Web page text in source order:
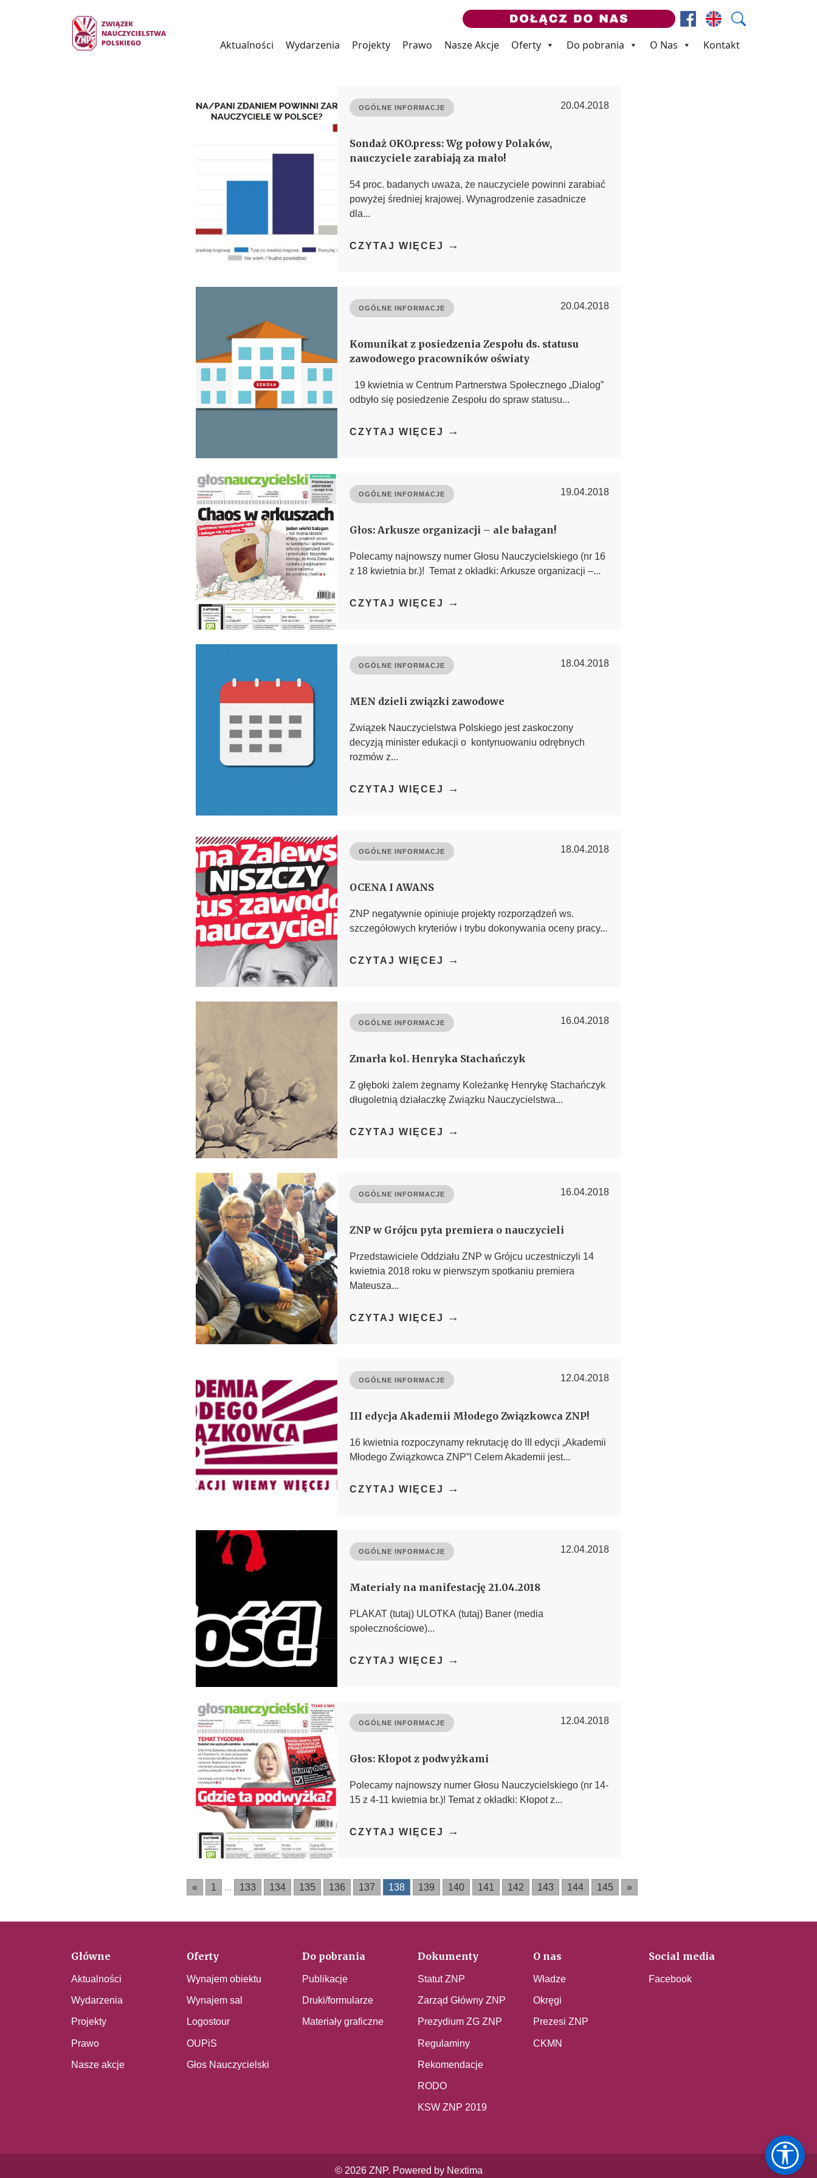
FacebookPrezes ZNP
Wyszukaj
Aktualności Wydarzenia Projekty Prawo Nasze Akcje Oferty Do pobrania O Nas Kontakt
OGÓLNE INFORMACJE 20.04.2018
Sondaż OKO.press: Wg połowy Polaków,
nauczyciele zarabiają za mało!
54 proc. badanych uważa, że nauczyciele powinni zarabiać
powyżej średniej krajowej. Wynagrodzenie zasadnicze
dla...
CZYTAJ WIĘCEJ →
OGÓLNE INFORMACJE 20.04.2018
Komunikat z posiedzenia Zespołu ds. statusu
zawodowego pracowników oświaty
19 kwietnia w Centrum Partnerstwa Społecznego „Dialog”
odbyło się posiedzenie Zespołu do spraw statusu...
CZYTAJ WIĘCEJ →
OGÓLNE INFORMACJE 19.04.2018
Głos: Arkusze organizacji – ale bałagan!
Polecamy najnowszy numer Głosu Nauczycielskiego (nr 16
z 18 kwietnia br.)! Temat z okładki: Arkusze organizacji –...
CZYTAJ WIĘCEJ →
OGÓLNE INFORMACJE 18.04.2018
MEN dzieli związki zawodowe
Związek Nauczycielstwa Polskiego jest zaskoczony
decyzją minister edukacji o kontynuowaniu odrębnych
rozmów z...
CZYTAJ WIĘCEJ →
OGÓLNE INFORMACJE 18.04.2018
OCENA I AWANS
ZNP negatywnie opiniuje projekty rozporządzeń ws.
szczegółowych kryteriów i trybu dokonywania oceny pracy...
CZYTAJ WIĘCEJ →
OGÓLNE INFORMACJE 16.04.2018
Zmarła kol. Henryka Stachańczyk
Z głęboki żalem żegnamy Koleżankę Henrykę Stachańczyk
długoletnią działaczkę Związku Nauczycielstwa...
CZYTAJ WIĘCEJ →
OGÓLNE INFORMACJE 16.04.2018
ZNP w Grójcu pyta premiera o nauczycieli
Przedstawiciele Oddziału ZNP w Grójcu uczestniczyli 14
kwietnia 2018 roku w pierwszym spotkaniu premiera
Mateusza...
CZYTAJ WIĘCEJ →
OGÓLNE INFORMACJE 12.04.2018
III edycja Akademii Młodego Związkowca ZNP!
16 kwietnia rozpoczynamy rekrutację do III edycji „Akademii
Młodego Związkowca ZNP”! Celem Akademii jest...
CZYTAJ WIĘCEJ →
OGÓLNE INFORMACJE 12.04.2018
Materiały na manifestację 21.04.2018
PLAKAT (tutaj) ULOTKA (tutaj) Baner (media
społecznościowe)...
CZYTAJ WIĘCEJ →
OGÓLNE INFORMACJE 12.04.2018
Głos: Kłopot z podwyżkami
Polecamy najnowszy numer Głosu Nauczycielskiego (nr 14-
15 z 4-11 kwietnia br.)! Temat z okładki: Kłopot z...
CZYTAJ WIĘCEJ →
« 1 ... 133 134 135 136 137 138 139 140 141 142 143 144 145 »
Główne
Aktualności
Wydarzenia
Projekty
Prawo
Nasze akcje
Oferty
Wynajem obiektu
Wynajem sal
Logostour
OUPiS
Głos Nauczycielski
Do pobrania
Publikacje
Druki/formularze
Materiały graficzne
Dokumenty
Statut ZNP
Zarząd Główny ZNP
Prezydium ZG ZNP
Regulaminy
Rekomendacje
RODO
KSW ZNP 2019
O nas
Władze
Okręgi
Prezesi ZNP
CKMN
Social media
Facebook
© 2026 ZNP. Powered by Nextima